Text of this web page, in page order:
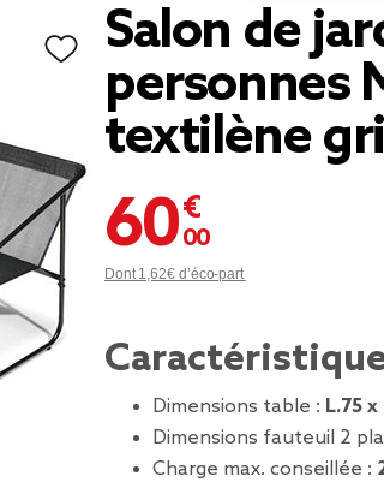
Salon de
personnes
textilène
60,00 €
Dont 1,62€ d’éco-part
Dimensions table : L.75
Dimensions fauteuil 2
Charge max. conseillée :